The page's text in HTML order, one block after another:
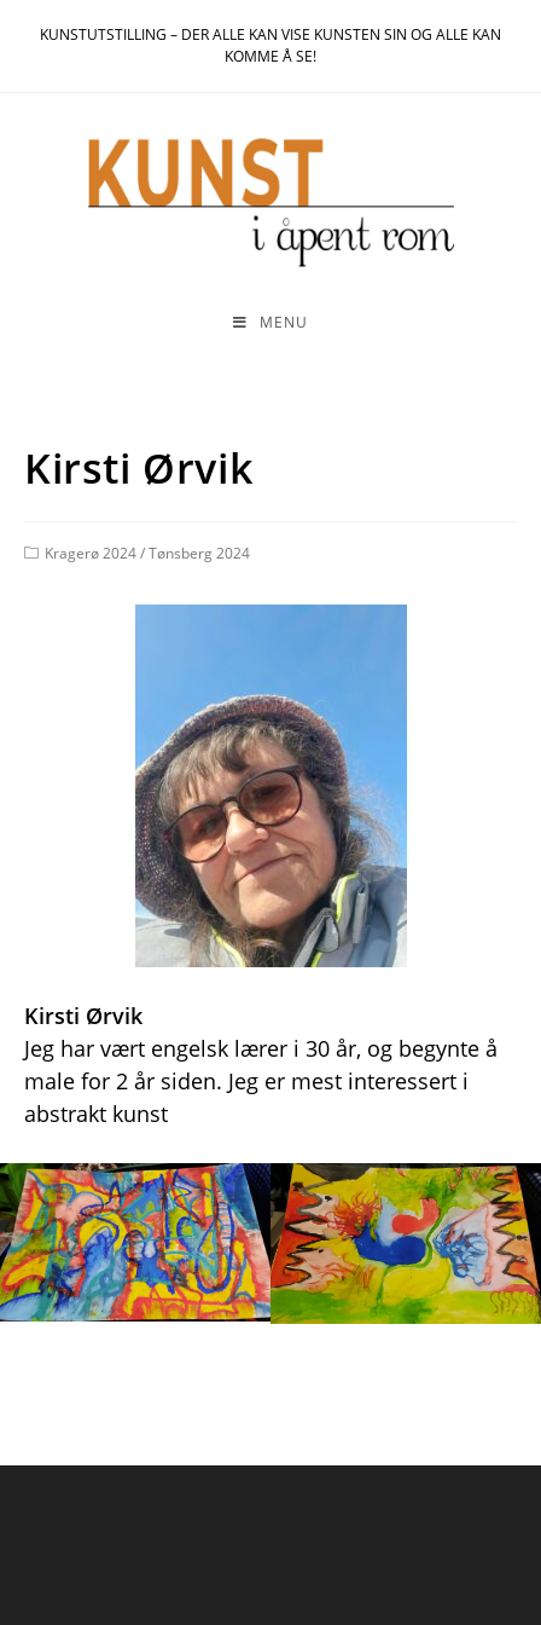
KUNSTUTSTILLING – DER ALLE KAN VISE KUNSTEN SIN OG ALLE KAN
KOMME Å SE!
MENU
Kirsti Ørvik
Kragerø 2024/Tønsberg 2024
Kirsti Ørvik
Jeg har vært engelsk lærer i 30 år, og begynte å
male for 2 år siden. Jeg er mest interessert i
abstrakt kunst